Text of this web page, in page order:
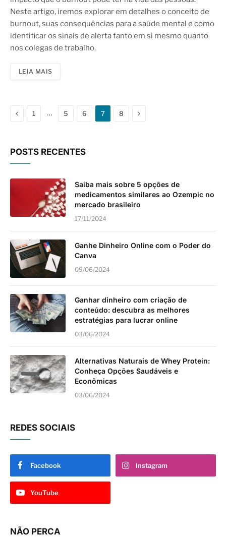
Neste artigo, iremos explorar em detalhes o conceito de
burnout, suas consequências para a saúde mental e como
identificar os sinais de alerta tanto em si mesmo quanto
nos colegas de trabalho.
LEIA MAIS
Anterior
1 … 5 6 7 8 Proximo
POSTS RECENTES
Saiba mais sobre 5 opções de
medicamentos similares ao Ozempic no
mercado brasileiro
17/11/2024
Ganhe Dinheiro Online com o Poder do
Canva
09/06/2024
Ganhar dinheiro com criação de
conteúdo: descubra as melhores
estratégias para lucrar online
03/06/2024
Alternativas Naturais de Whey Protein:
Conheça Opções Saudáveis e
Econômicas
03/06/2024
REDES SOCIAIS
Facebook Instagram
YouTube
NÃO PERCA